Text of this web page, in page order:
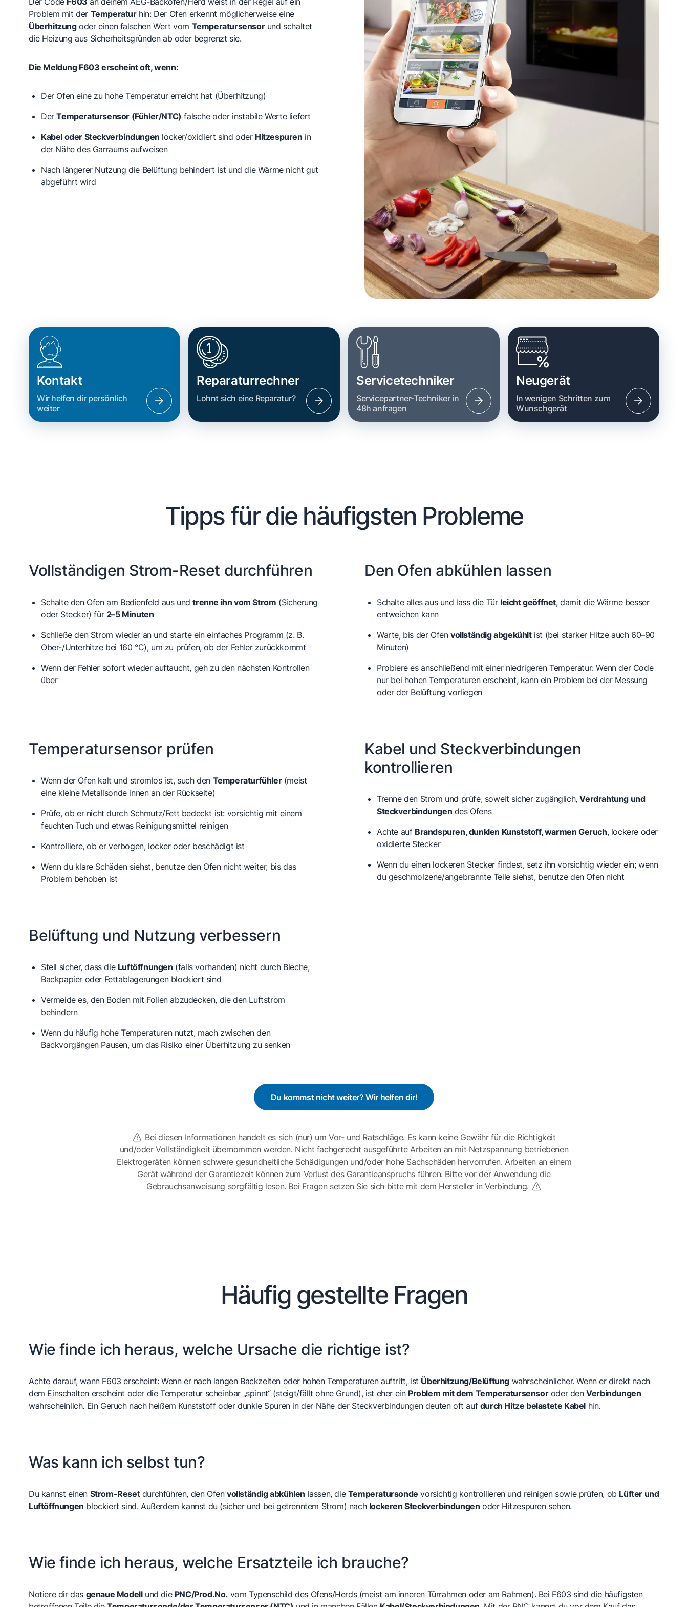
Problem mit der Temperaturhin: Der Ofen erkennt möglicherweise eine
Überhitzungoder einen falschen Wert vom Temperatursensorund schaltet
die Heizung aus Sicherheitsgründen ab oder begrenzt sie.
Die Meldung F603 erscheint oft, wenn:
Der Ofen eine zu hohe Temperatur erreicht hat (Überhitzung)
DerTemperatursensor (Fühler/NTC) falsche oder instabile Werte liefert
Kabel oder Steckverbindungen locker/oxidiert sind oder Hitzespuren in
der Nähe des Garraums aufweisen
Nach längerer Nutzung die Belüftung behindert ist und die Wärme nicht gut
abgeführt wird
Kontakt
Wir helfen dir persönlich
weiter
Reparaturrechner
Lohnt sich eine Reparatur?
Servicetechniker
Servicepartner-Techniker in
48h anfragen
Neugerät
In wenigen Schritten zum
Wunschgerät
Tipps für die häufigsten Probleme
Vollständigen Strom-Reset durchführen
Schalte den Ofen am Bedienfeld aus undtrenne ihn vom Strom (Sicherung
oder Stecker) für 2–5 Minuten
Schließe den Strom wieder an und starte ein einfaches Programm (z. B.
Ober-/Unterhitze bei 160 °C), um zu prüfen, ob der Fehler zurückkommt
Wenn der Fehler sofort wieder auftaucht, geh zu den nächsten Kontrollen
über
Den Ofen abkühlen lassen
Schalte alles aus und lass die Tür leicht geöffnet, damit die Wärme besser
entweichen kann
Warte, bis der Ofen vollständig abgekühltist (bei starker Hitze auch 60–90
Minuten)
Probiere es anschließend mit einer niedrigeren Temperatur: Wenn der Code
nur bei hohen Temperaturen erscheint, kann ein Problem bei der Messung
oder der Belüftung vorliegen
Temperatursensor prüfen
Wenn der Ofen kalt und stromlos ist, such den Temperaturfühler(meist
eine kleine Metallsonde innen an der Rückseite)
Prüfe, ob er nicht durch Schmutz/Fett bedeckt ist: vorsichtig mit einem
feuchten Tuch und etwas Reinigungsmittel reinigen
Kontrolliere, ob er verbogen, locker oder beschädigt ist
Wenn du klare Schäden siehst, benutze den Ofen nicht weiter, bis das
Problem behoben ist
Kabel und Steckverbindungen
kontrollieren
Trenne den Strom und prüfe, soweit sicher zugänglich,Verdrahtung und
Steckverbindungen des Ofens
Achte auf Brandspuren, dunklen Kunststoff, warmen Geruch, lockere oder
oxidierte Stecker
Wenn du einen lockeren Stecker findest, setz ihn vorsichtig wieder ein; wenn
du geschmolzene/angebrannte Teile siehst, benutze den Ofen nicht
Belüftung und Nutzung verbessern
Stell sicher, dass die Luftöffnungen (falls vorhanden) nicht durch Bleche,
Backpapier oder Fettablagerungen blockiert sind
Vermeide es, den Boden mit Folien abzudecken, die den Luftstrom
behindern
Wenn du häufig hohe Temperaturen nutzt, mach zwischen den
Backvorgängen Pausen, um das Risiko einer Überhitzung zu senken
Du kommst nicht weiter? Wir helfen dir!
Bei diesen Informationen handelt es sich (nur) um Vor- und Ratschläge. Es kann keine Gewähr für die Richtigkeit
und/oder Vollständigkeit übernommen werden. Nicht fachgerecht ausgeführte Arbeiten an mit Netzspannung betriebenen
Elektrogeräten können schwere gesundheitliche Schädigungen und/oder hohe Sachschäden hervorrufen. Arbeiten an einem
Gerät während der Garantiezeit können zum Verlust des Garantieanspruchs führen. Bitte vor der Anwendung die
Gebrauchsanweisung sorgfältig lesen. Bei Fragen setzen Sie sich bitte mit dem Hersteller in Verbindung.
Häufig gestellte Fragen
Wie finde ich heraus, welche Ursache die richtige ist?
Achte darauf, wann F603 erscheint: Wenn er nach langen Backzeiten oder hohen Temperaturen auftritt, ist Überhitzung/Belüftung wahrscheinlicher. Wenn er direkt nach
dem Einschalten erscheint oder die Temperatur scheinbar „spinnt“ (steigt/fällt ohne Grund), ist eher ein Problem mit dem Temperatursensoroder denVerbindungen
wahrscheinlich. Ein Geruch nach heißem Kunststoff oder dunkle Spuren in der Nähe der Steckverbindungen deuten oft auf durch Hitze belastete Kabel hin.
Was kann ich selbst tun?
Du kannst einen Strom-Resetdurchführen, den Ofenvollständig abkühlen lassen, die Temperatursonde vorsichtig kontrollieren und reinigen sowie prüfen, ob Lüfter und
Luftöffnungen blockiert sind. Außerdem kannst du (sicher und bei getrenntem Strom) nach lockeren Steckverbindungen oder Hitzespuren sehen.
Wie finde ich heraus, welche Ersatzteile ich brauche?
Notiere dir das genaue Modellund die PNC/Prod.No. vom Typenschild des Ofens/Herds (meist am inneren Türrahmen oder am Rahmen). Bei F603 sind die häufigsten